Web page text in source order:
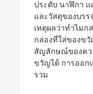
ประดับ นาฬิกา
และวัสดุของบร
เหตุผลว่าทําไม
กล่องที่ใส่ของขวั
สัญลักษณ์ของคว
ขวัญได้ การออก
รวม